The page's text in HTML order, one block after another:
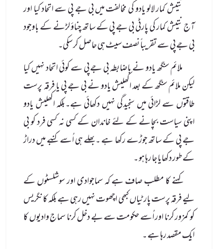
نتیش کمار لالو یادو کی مخالفت میں بی جے پی سے اتحاد کیا اور
آج نتیش کمار کی پارٹی بی جے پی کے ساتھ چناؤ لڑنے کے باوجود
بی جے پی سے تقریباً نصف سیٹ ہی حاصل کر سکی۔
ملائم سنگھ یادو نے باضابطہ بی جے پی سے کوئی اتحاد نہیں کیا
لیکن ملائم سنگھ کے بعد اکھلیش یادو نے بی جے پی یا فرقہ پرست
طاقتوں سے لڑائی میں سنجیدگی نہیں دکھائی ہے۔بلکہ اکھلیش یادو
اپنی سیاست بچانے کے لئے خاندان کے کسی نہ کسی فرد کو بی
جے پی کے ساتھ جوڑے رکھا ہے ۔بھلے ہی اُسے کنبے میں دراڑ
کے طور دکھایا جا رہا ہو ۔
کہنے کا مطلب صاف ہے کہ سماجوادی اور سوشلسٹوں کے
لیے فرقہ پرست پارٹیاں کبھی اچھوت نہیں رہی ہے بلکہ کانگریس
کو کمزور کرنا اور اُسے حکومت سے بے دخل کرنا سماج وادیوں کا
ایک مقصد رہا ہے ۔